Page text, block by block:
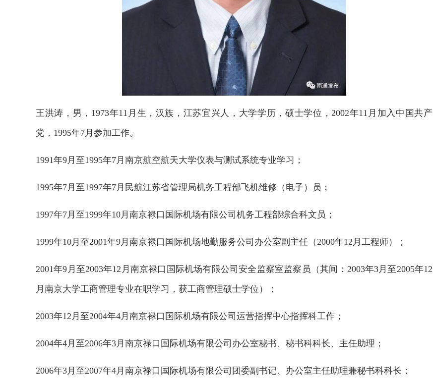
王洪涛，男，1973年11月生，汉族，江苏宜兴人，大学学历，硕士学位，2002年11月加入中国共产
党，1995年7月参加工作。
1991年9月至1995年7月南京航空航天大学仪表与测试系统专业学习；
1995年7月至1997年7月民航江苏省管理局机务工程部飞机维修（电子）员；
1997年7月至1999年10月南京禄口国际机场有限公司机务工程部综合科文员；
1999年10月至2001年9月南京禄口国际机场地勤服务公司办公室副主任（2000年12月工程师）；
2001年9月至2003年12月南京禄口国际机场有限公司安全监察室监察员（其间：2003年3月至2005年12
月南京大学工商管理专业在职学习，获工商管理硕士学位）；
2003年12月至2004年4月南京禄口国际机场有限公司运营指挥中心指挥科工作；
2004年4月至2006年3月南京禄口国际机场有限公司办公室秘书、秘书科科长、主任助理；
2006年3月至2007年4月南京禄口国际机场有限公司团委副书记、办公室主任助理兼秘书科科长；